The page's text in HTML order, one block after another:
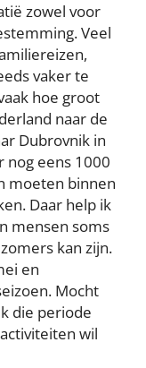
zowel voor
Veel
vaker te
hoe groot
naar de
Dubrovnik in
nog eens 1000
moeten binnen
Daar help ik
mensen soms
kan zijn.
en
Mocht
die periode
wil